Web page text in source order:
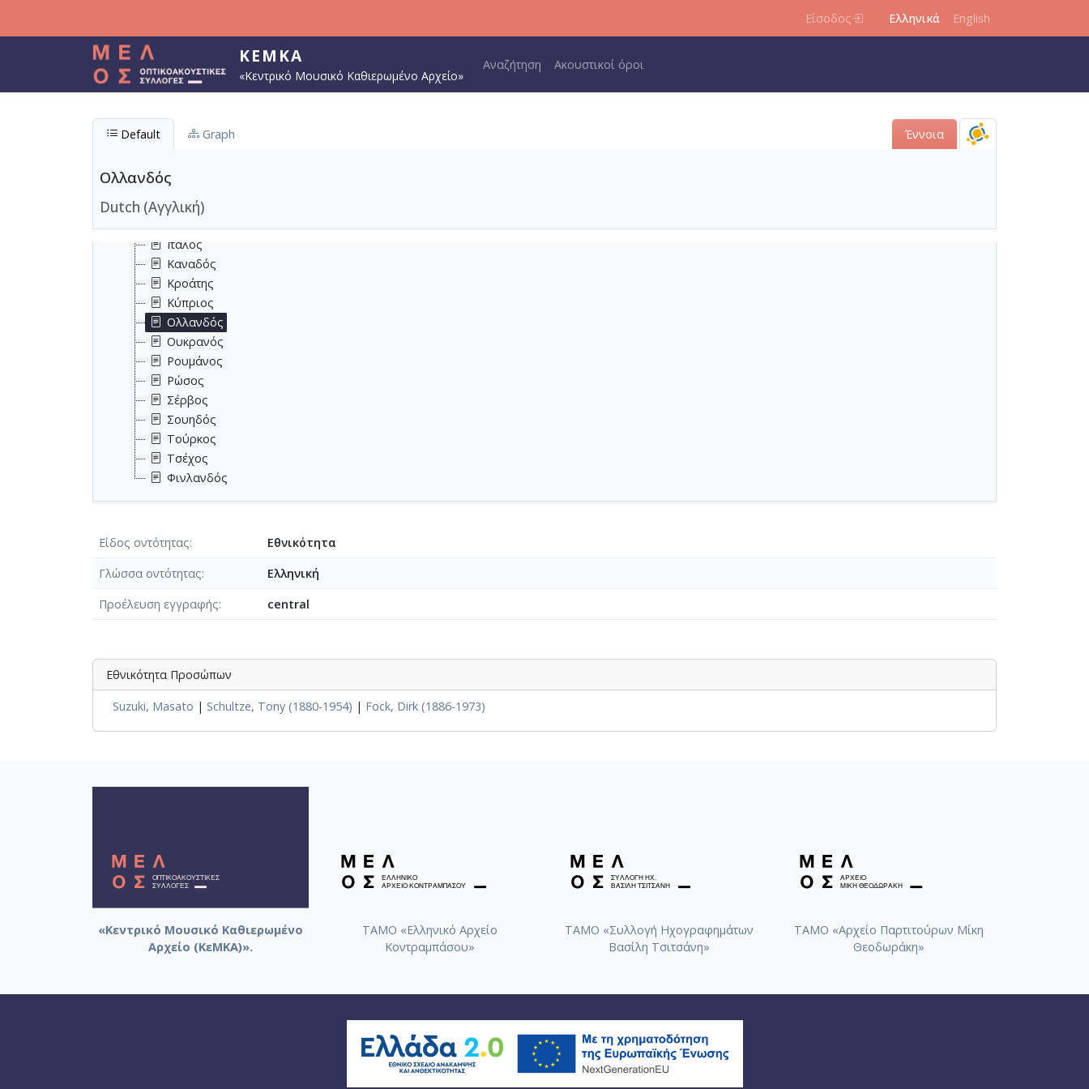
Είσοδος Ελληνικά English
ΚΕΜΚΑ
«Κεντρικό Μουσικό Καθιερωμένο Αρχείο»
Main navigation
Αναζήτηση Ακουστικοί όροι
Default Graph Έννοια
Ολλανδός
Dutch (Αγγλική)
Δανός
Εβραίος
Έλληνας
Ιάπωνας
Ιρλανδός
Ισλανδός
Ιταλός
Καναδός
Κροάτης
Κύπριος
Ολλανδός
Ουκρανός
Ρουμάνος
Ρώσος
Σέρβος
Σουηδός
Τούρκος
Τσέχος
Φινλανδός
Είδος οντότητας
Εθνικότητα
Γλώσσα οντότητας
Ελληνική
Προέλευση εγγραφής
central
Εθνικότητα Προσώπων
Suzuki, Masato | Schultze, Tony (1880-1954) | Fock, Dirk (1886-1973)
«Κεντρικό Μουσικό Καθιερωμένο
Αρχείο (ΚεΜΚΑ)».
ΤΑΜΟ «Ελληνικό Αρχείο
Κοντραμπάσου»
ΤΑΜΟ «Συλλογή Ηχογραφημάτων
Βασίλη Τσιτσάνη»
ΤΑΜΟ «Αρχείο Παρτιτούρων Μίκη
Θεοδωράκη»